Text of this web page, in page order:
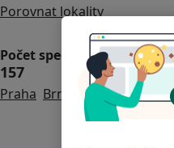
Porovnat lokality
Počet specialistů a
157
Praha Brno České